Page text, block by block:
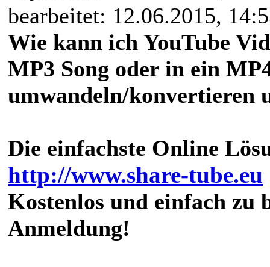
bearbeitet: 12.06.2015,
Wie kann ich YouTube
MP3 Song oder in ein
umwandeln/konvertieren
Die einfachste Online
http://www.share-tube.eu
Kostenlos und einfach zu
Anmeldung!